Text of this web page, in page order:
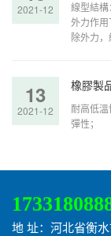
2021-12
線型結構
外力作
除外力
13
2021-12
橡膠製
耐高低
彈性；
地 址：河北省衡